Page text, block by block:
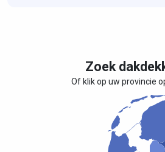
Zoek
Of klik op uw provincie